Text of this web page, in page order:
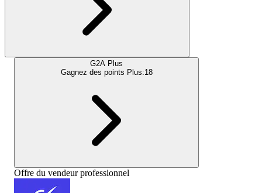
G2A Plus
Gagnez des points Plus:18
Offre du vendeur professionnel